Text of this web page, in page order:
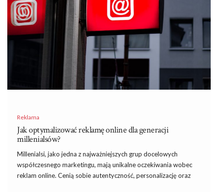
Reklama
Jak optymalizować reklamę online dla generacji
millenialsów?
Millenialsi, jako jedna z najważniejszych grup docelowych
współczesnego marketingu, mają unikalne oczekiwania wobec
reklam online. Cenią sobie autentyczność, personalizację oraz